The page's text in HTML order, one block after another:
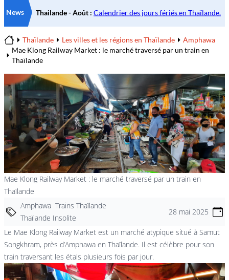
News
Home
Thaïlande Les villes et les régions en Thaïlande
Amphawa
Mae Klong Railway Market : le marché traversé par un train en
Thaïlande
Mae Klong Railway Market : le marché traversé par un train en
Thaïlande
Amphawa Trains Thaïlande
Thaïlande Insolite
28 mai 2025
Le Mae Klong Railway Market est un marché atypique situé à Samut
Songkhram, près d’Amphawa en Thaïlande. Il est célèbre pour son
train traversant les étals plusieurs fois par jour.